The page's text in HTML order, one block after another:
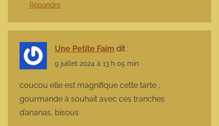
Répondre
Une Petite Faim dit :
9 juillet 2024 à 13 h 05 min
coucou elle est magnifique cette tarte ,
gourmande à souhait avec ces tranches
d’ananas, bisous